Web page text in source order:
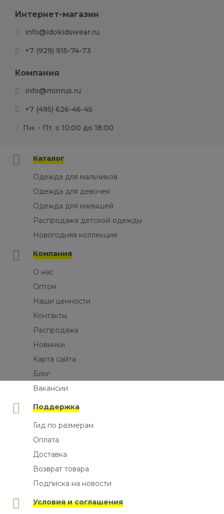
Интернет-магазин
info@idokidswear.ru
+7 (929) 915-74-73
Компания
info@minrus.ru
+7 (495) 626-46-45
Пн. - Пт. с 10:00 до 18:00
Каталог
Одежда для мальчиков
Одежда для девочек
Одежда для малышей
Распродажа детской одежды
Новогодняя коллекция
Компания
О нас
Оптом
Наши ценности
Контакты
Распродажа
Новинки
Карта сайта
Блог
Вакансии
Поддержка
Гид по размерам
Оплата
Доставка
Возврат товара
Подписка на новости
Условия и соглашения